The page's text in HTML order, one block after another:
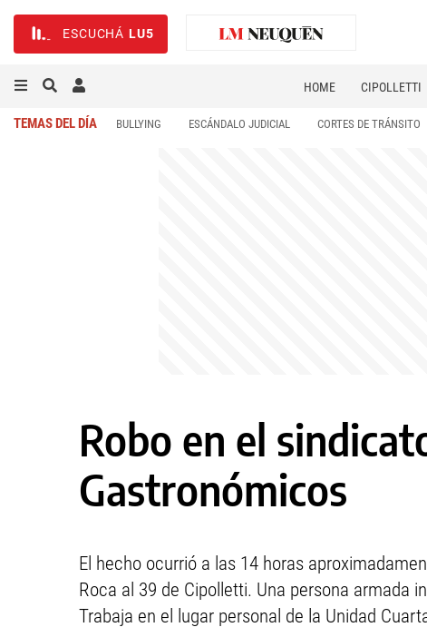
ESCUCHÁ LU5
HOME CIPOLLETTI
TEMAS DEL DÍA BULLYING ESCÁNDALO JUDICIAL CORTES DE TRÁNSITO
Robo en el
Gastronómicos
El hecho ocurrió a las 14 horas
Roca al 39 de Cipolletti. Una persona armada
Trabaja en el lugar personal de la Unidad